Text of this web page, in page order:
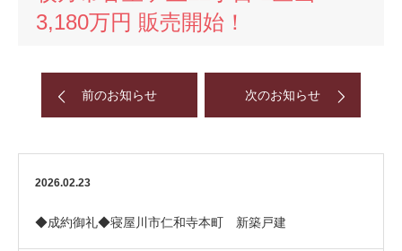
3,180万円 販売開始！
前のお知らせ 次のお知らせ
2026.02.23
◆成約御礼◆寝屋川市仁和寺本町 新築戸建